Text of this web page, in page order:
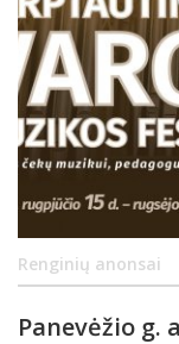
Renginių anonsai
Panevėžio